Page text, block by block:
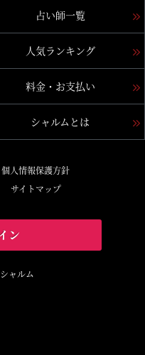
占い師一覧
人気ランキング
料金・お支払い
シャルムとは
個人情報保護方針
サイトマップ
ン
ャルム